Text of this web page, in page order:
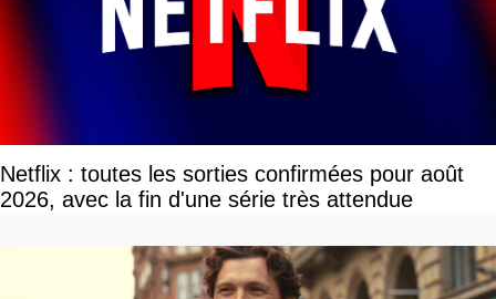
Netflix : toutes les sorties confirmées pour août
2026, avec la fin d'une série très attendue